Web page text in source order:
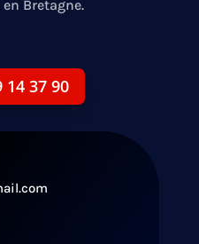
Bretagne.
14 37 90